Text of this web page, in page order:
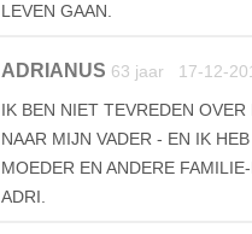
LEVEN GAAN.
ADRIANUS 63 jaar 17-12-
IK BEN NIET TEVREDEN
NAAR MIJN VADER - EN IK
MOEDER EN ANDERE
ADRI.